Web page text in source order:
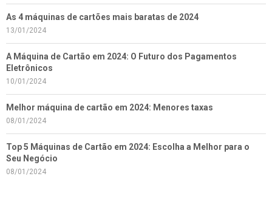
As 4 máquinas de cartões mais baratas de 2024
13/01/2024
A Máquina de Cartão em 2024: O Futuro dos Pagamentos
Eletrônicos
10/01/2024
Melhor máquina de cartão em 2024: Menores taxas
08/01/2024
Top 5 Máquinas de Cartão em 2024: Escolha a Melhor para o
Seu Negócio
08/01/2024